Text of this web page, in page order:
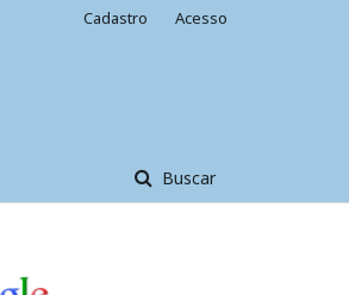
Buscar
Cadastro Acesso